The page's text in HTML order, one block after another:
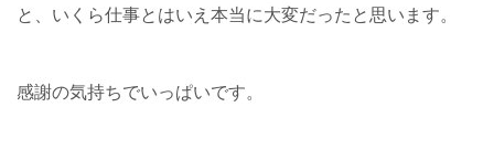
と、いくら仕事とはいえ本当に大変だったと思います。
感謝の気持ちでいっぱいです。